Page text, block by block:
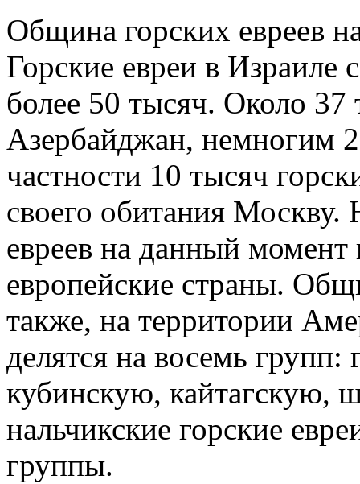
Община горских евреев
Горские евреи в Израиле
более 50 тысяч. Около 37
Азербайджан, немногим
частности 10 тысяч
своего обитания
евреев на данный момент
европейские страны.
также, на территории
делятся на восемь
кубинскую, кайтагскую,
нальчикские горские
группы.